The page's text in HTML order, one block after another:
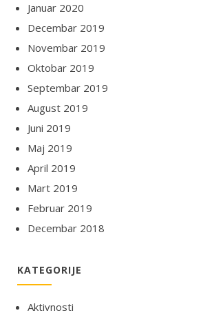
Januar 2020
Decembar 2019
Novembar 2019
Oktobar 2019
Septembar 2019
August 2019
Juni 2019
Maj 2019
April 2019
Mart 2019
Februar 2019
Decembar 2018
KATEGORIJE
Aktivnosti